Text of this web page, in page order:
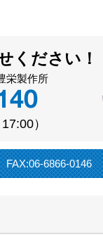
ください！
栄製作所
）
6866-0146